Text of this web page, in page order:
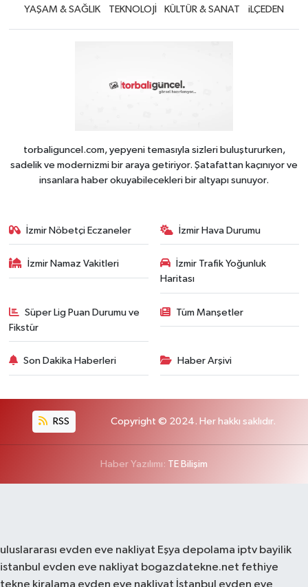
YAŞAM & SAĞLIK
TEKNOLOJİ KÜLTÜR & SANAT iLÇEDEN
torbaliguncel.com, yepyeni temasıyla sizleri buluştururken,
sadelik ve modernizmi bir araya getiriyor. Şatafattan kaçınıyor ve
insanlara haber okuyabilecekleri bir altyapı sunuyor.
İzmir Nöbetçi Eczaneler İzmir Hava Durumu
İzmir Namaz Vakitleri
İzmir Trafik Yoğunluk
Haritası
Süper Lig Puan Durumu ve
Fikstür
Tüm Manşetler
Son Dakika Haberleri Haber Arşivi
RSS Copyright © 2024. Her hakkı saklıdır.
Haber Yazılımı: TE Bilişim
uluslararası evden eve nakliyat Eşya depolama iptv bayilik
istanbul evden eve nakliyat bogazdatekne.net fethiye
tekne kiralama evden eve nakliyat İstanbul evden eve